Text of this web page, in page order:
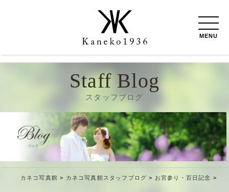
MENU
Staff Blog
スタッフブログ
カネコ写真館 > カネコ写真館スタッフブログ > お宮参り・百日記念 >